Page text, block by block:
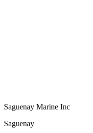
Saguenay Marine Inc
Saguenay